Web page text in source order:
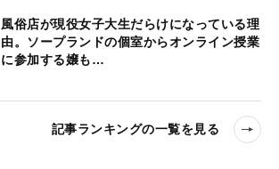
風俗店が現役女子大生だらけになっている理
由。ソープランドの個室からオンライン授業
に参加する嬢も…
記事ランキングの一覧を見る